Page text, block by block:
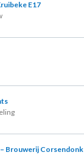
E17
Brouwerij Corsendonk